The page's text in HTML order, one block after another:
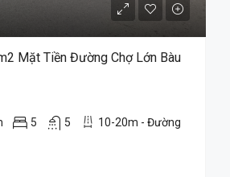
Mặt Tiền Đường Chợ Lớn Bàu
5 5
10-20m - Đường